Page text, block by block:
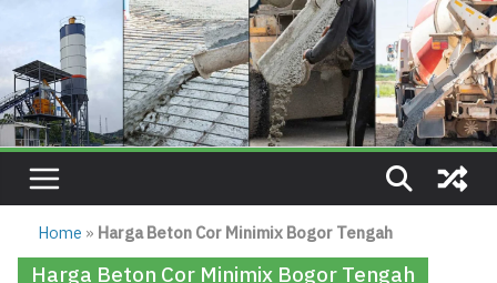
Home » Harga Beton Cor Minimix Bogor Tengah
Harga Beton Cor Minimix Bogor Tengah